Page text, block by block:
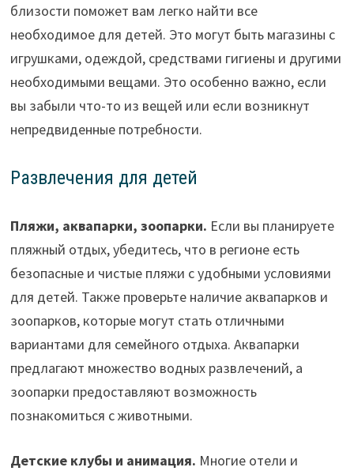
близости поможет вам легко найти все
необходимое для детей. Это могут быть магазины с
игрушками, одеждой, средствами гигиены и другими
необходимыми вещами. Это особенно важно, если
вы забыли что-то из вещей или если возникнут
непредвиденные потребности.
Развлечения для детей
Пляжи, аквапарки, зоопарки. Если вы планируете
пляжный отдых, убедитесь, что в регионе есть
безопасные и чистые пляжи с удобными условиями
для детей. Также проверьте наличие аквапарков и
зоопарков, которые могут стать отличными
вариантами для семейного отдыха. Аквапарки
предлагают множество водных развлечений, а
зоопарки предоставляют возможность
познакомиться с животными.
Детские клубы и анимация. Многие отели и